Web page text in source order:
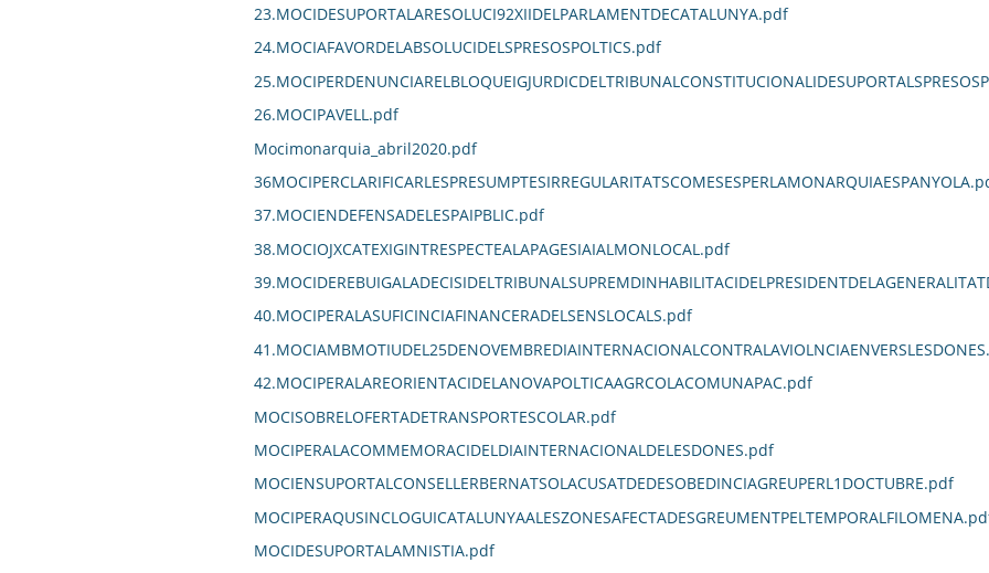
23.MOCIDESUPORTALARESOLUCI92XIIDELPARLAMENTDECATALUNYA.pdf
24.MOCIAFAVORDELABSOLUCIDELSPRESOSPOLTICS.pdf
26.MOCIPAVELL.pdf
Mocimonarquia_abril2020.pdf
37.MOCIENDEFENSADELESPAIPBLIC.pdf
38.MOCIOJXCATEXIGINTRESPECTEALAPAGESIAIALMONLOCAL.pdf
40.MOCIPERALASUFICINCIAFINANCERADELSENSLOCALS.pdf
42.MOCIPERALAREORIENTACIDELANOVAPOLTICAAGRCOLACOMUNAPAC.pdf
MOCISOBRELOFERTADETRANSPORTESCOLAR.pdf
MOCIPERALACOMMEMORACIDELDIAINTERNACIONALDELESDONES.pdf
MOCIENSUPORTALCONSELLERBERNATSOLACUSATDEDESOBEDINCIAGREUPERL1DOCTUBRE.pdf
MOCIDESUPORTALAMNISTIA.pdf